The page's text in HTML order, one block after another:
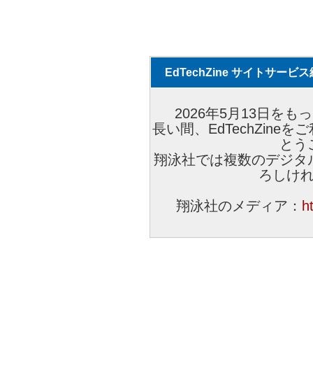
EdTechZine サイトサービス
2026年5月13日をも
長い間、EdTechZineを
とう
翔泳社では複数のデジ
ろしけ
翔泳社のメディア：